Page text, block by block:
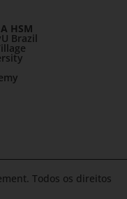
HSM
Brazil
Todos os direitos